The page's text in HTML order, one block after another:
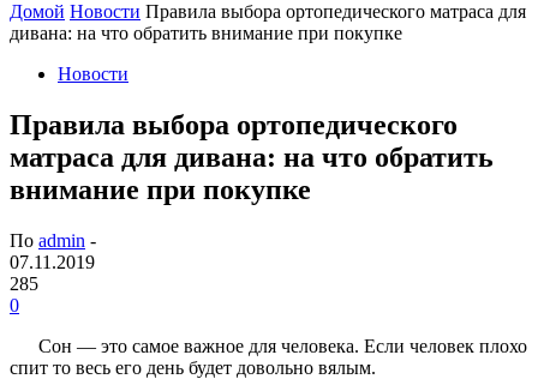
Домой Новости Правила выбора ортопедического матраса для
дивана: на что обратить внимание при покупке
Новости
Правила выбора ортопедического
матраса для дивана: на что обратить
внимание при покупке
По admin -
07.11.2019
285
0
Сон — это самое важное для человека. Если человек плохо
спит то весь его день будет довольно вялым.